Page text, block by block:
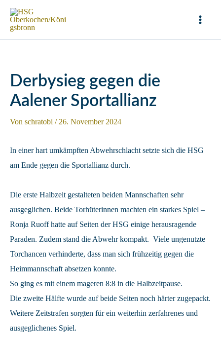
Zum
Inhalt
Derbysieg gegen die
Aalener Sportallianz
Von schratobi / 26. November 2024
In einer hart umkämpften Abwehrschlacht setzte sich die HSG
am Ende gegen die Sportallianz durch.
Die erste Halbzeit gestalteten beiden Mannschaften sehr
ausgeglichen. Beide Torhüterinnen machten ein starkes Spiel –
Ronja Ruoff hatte auf Seiten der HSG einige herausragende
Paraden. Zudem stand die Abwehr kompakt. Viele ungenutzte
Torchancen verhinderte, dass man sich frühzeitig gegen die
Heimmannschaft absetzen konnte.
So ging es mit einem mageren 8:8 in die Halbzeitpause.
Die zweite Hälfte wurde auf beide Seiten noch härter zugepackt.
Weitere Zeitstrafen sorgten für ein weiterhin zerfahrenes und
ausgeglichenes Spiel.